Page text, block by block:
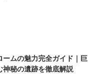
ームの魅力完全ガイド｜巨
神秘の遺跡を徹底解説